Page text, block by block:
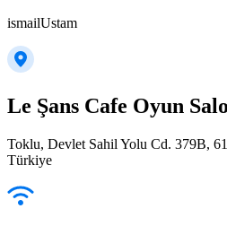
ismailUstam
Le Şans Cafe Oyun
Toklu, Devlet Sahil Yolu Cd. 379B,
Türkiye